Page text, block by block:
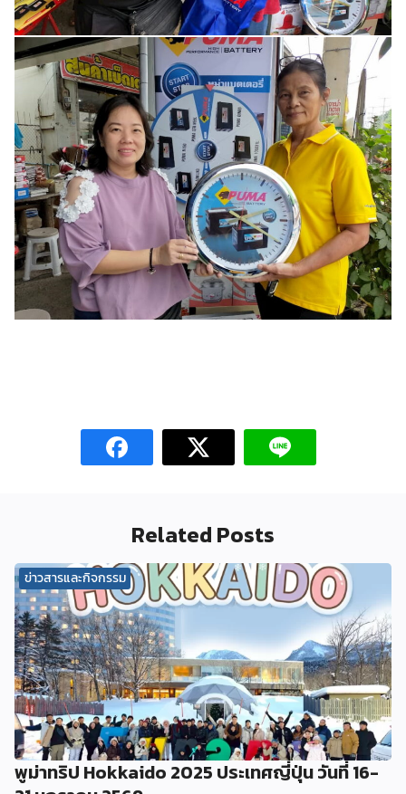
Related Posts
ข่าวสารและกิจกรรม
พูม่าทริป Hokkaido 2025 ประเทศญี่ปุ่น วันที่ 16-